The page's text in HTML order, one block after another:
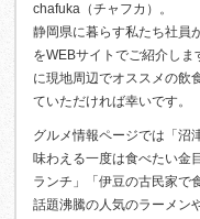
chafuka（チャフカ）。
静岡県に暮らす私たち社員
をWEBサイトでご紹介し
に現地周辺でオススメの飲
ていただければ幸いです。
グルメ情報ページでは「沼
味わえる一度は食べたい金
ランチ」「伊豆の古民家で
話題沸騰の人気のラーメン